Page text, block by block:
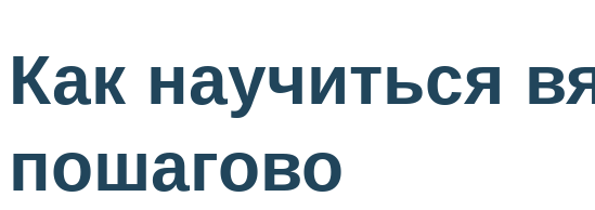
Как научиться
пошагово